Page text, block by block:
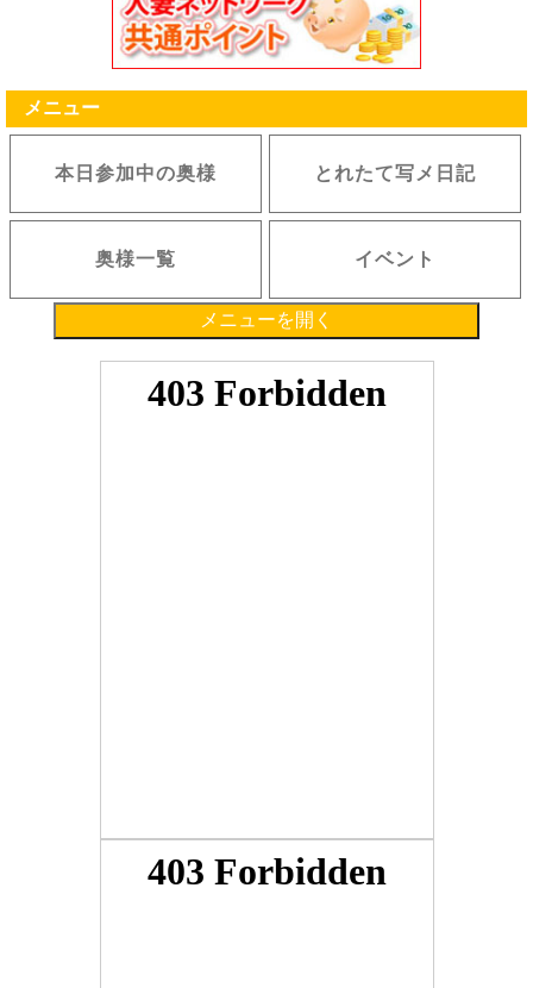
メニュー
本日参加中の奥様 とれたて写メ日記
奥様一覧 イベント
メニューを開く